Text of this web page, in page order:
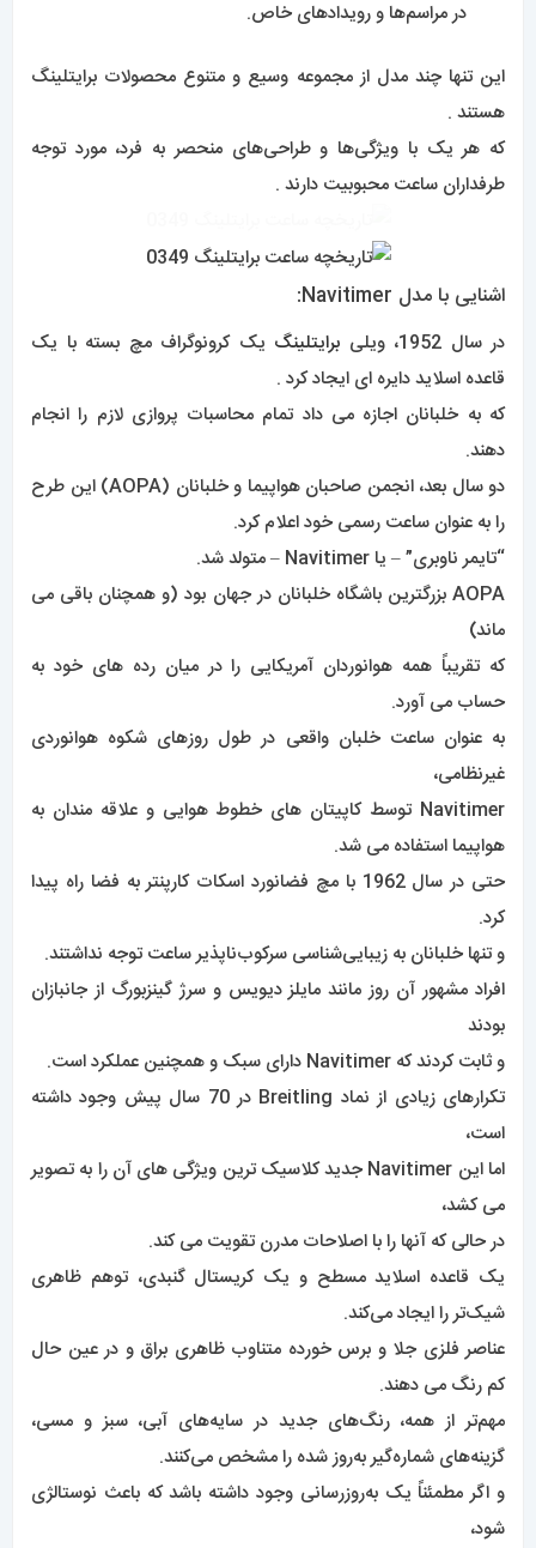
در مراسم‌ها و رویدادهای خاص.
این تنها چند مدل از مجموعه وسیع و متنوع محصولات برایتلینگ
هستند .
که هر یک با ویژگی‌ها و طراحی‌های منحصر به فرد، مورد توجه
طرفداران ساعت محبوبیت دارند .
اشنایی با مدل Navitimer:
در سال 1952، ویلی برایتلینگ یک کرونوگراف مچ بسته با یک
قاعده اسلاید دایره ای ایجاد کرد .
که به خلبانان اجازه می داد تمام محاسبات پروازی لازم را انجام
دهند.
دو سال بعد، انجمن صاحبان هواپیما و خلبانان (AOPA) این طرح
را به عنوان ساعت رسمی خود اعلام کرد.
“تایمر ناوبری” – یا Navitimer – متولد شد.
AOPA بزرگترین باشگاه خلبانان در جهان بود (و همچنان باقی می
ماند)
که تقریباً همه هوانوردان آمریکایی را در میان رده های خود به
حساب می آورد.
به عنوان ساعت خلبان واقعی در طول روزهای شکوه هوانوردی
غیرنظامی،
Navitimer توسط کاپیتان های خطوط هوایی و علاقه مندان به
هواپیما استفاده می شد.
حتی در سال 1962 با مچ فضانورد اسکات کارپنتر به فضا راه پیدا
کرد.
و تنها خلبانان به زیبایی‌شناسی سرکوب‌ناپذیر ساعت توجه نداشتند.
افراد مشهور آن روز مانند مایلز دیویس و سرژ گینزبورگ از جانبازان
بودند
و ثابت کردند که Navitimer دارای سبک و همچنین عملکرد است.
تکرارهای زیادی از نماد Breitling در 70 سال پیش وجود داشته
است،
اما این Navitimer جدید کلاسیک ترین ویژگی های آن را به تصویر
می کشد،
در حالی که آنها را با اصلاحات مدرن تقویت می کند.
یک قاعده اسلاید مسطح و یک کریستال گنبدی، توهم ظاهری
شیک‌تر را ایجاد می‌کند.
عناصر فلزی جلا و برس خورده متناوب ظاهری براق و در عین حال
کم رنگ می دهند.
مهم‌تر از همه،رنگ‌های جدید در سایه‌های آبی، سبز و مسی،
گزینه‌های شماره‌گیر به‌روز شده را مشخص می‌کنند.
و اگر مطمئناً یک به‌روزرسانی وجود داشته باشد که باعث نوستالژی
شود،